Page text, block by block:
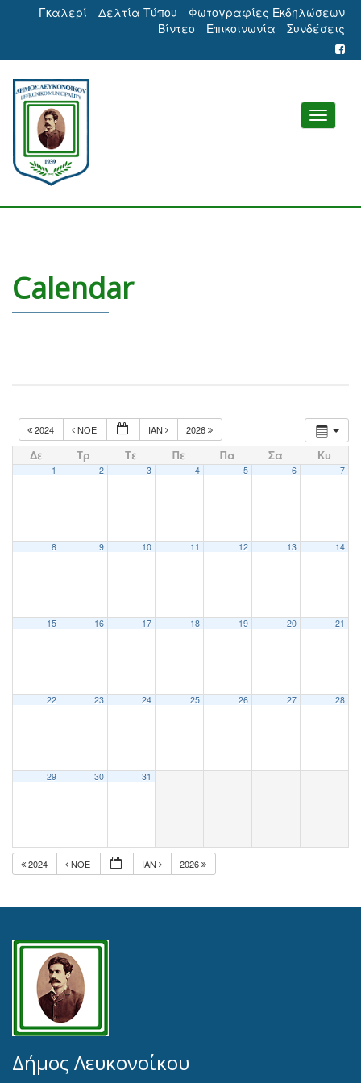
Γκαλερί Δελτία Τύπου
Φωτογραφίες Εκδηλώσεων
Βίντεο
Επικοινωνία Συνδέσεις
Calendar
2024 ΝΟΈ ΙΑΝ 2026
Δε Τρ Τε Πε Πα Σα Κυ
1 2 3 4 5 6 7
8 9 10 11 12 13 14
15 16 17 18 19 20 21
22 23 24 25 26 27 28
29 30 31
2024 ΝΟΈ ΙΑΝ 2026
Δήμος Λευκονοίκου